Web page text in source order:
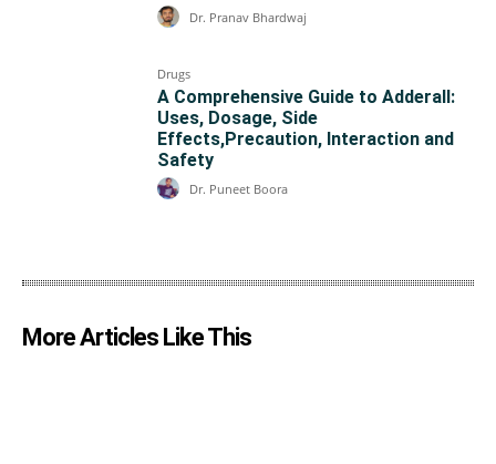
Dr. Pranav Bhardwaj
Drugs
A Comprehensive Guide to Adderall:
Uses, Dosage, Side
Effects,Precaution, Interaction and
Safety
Dr. Puneet Boora
More Articles Like This